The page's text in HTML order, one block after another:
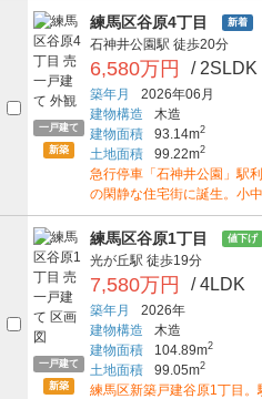
一戸建て
新築
練馬区谷原4丁目 新着
石神井公園駅 徒歩20分
6,580万円 / 2SLDK
築年月
2026年06月
建物構造
木造
建物面積
93.14m2
土地面積 99.22m2
急行停車「石神井公園」駅
の閑静な住宅街に誕生。小
一戸建て
新築
練馬区谷原1丁目 値下げ
光が丘駅 徒歩19分
7,580万円 / 4LDK
築年月
2026年
建物構造
木造
建物面積
104.89m2
土地面積 99.05m2
練馬区新築戸建谷原1丁目